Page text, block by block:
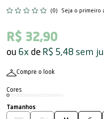
(0) Seja o primeiro
R$ 32,90
6x R$ 5,48 sem
Compre o look